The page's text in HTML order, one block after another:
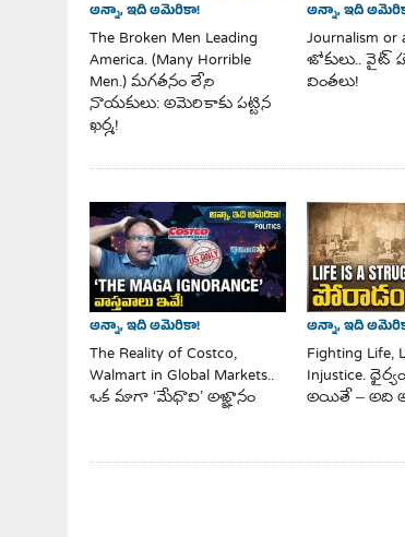
అన్నా, ఇది అమెరికా!
The Broken Men Leading
America. (Many Horrible
Men.) మగతనం లేని
నాయకులు: అమెరికాకు పట్టిన
ఖర్మ!
అన్నా, ఇది
Journalism or
జోకులు.. వైట్
వింతలు!
అన్నా, ఇది అమెరికా!
The Reality of Costco,
Walmart in Global Markets..
ఒక మాగా ‘మేధావి’ అజ్ఞానం
అన్నా, ఇది
Fighting Life,
Injustice.
అయితే – అది